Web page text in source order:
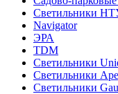
Светильники
Navigator
ЭРА
TDM
Светильники
Светильники
Светильники